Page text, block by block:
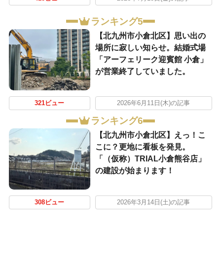
ランキング5
【北九州市小倉北区】思い出の
場所に寂しい知らせ。結婚式場
「アーフェリーク迎賓館 小倉」
が営業終了していました。
321ビュー 2026年6月11日(木)の記事
ランキング6
【北九州市小倉北区】えっ！こ
こに？更地に看板を発見。
「（仮称）TRIAL小倉熊谷店」
の建設が始まります！
308ビュー 2026年3月14日(土)の記事